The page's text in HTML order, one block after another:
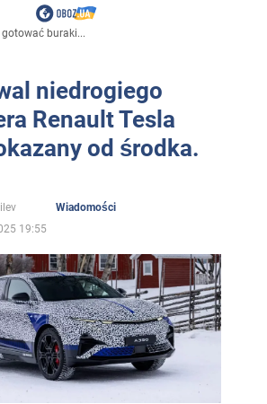
buraki...
niedrogiego
Renault Tesla
od środka.
Wiadomości
19:55